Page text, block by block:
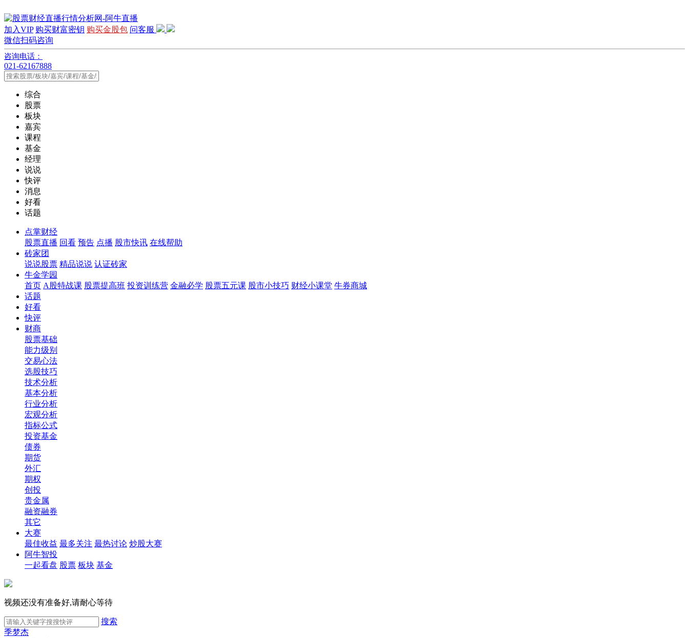
加入VIP 购买财富密钥 购买金股包 问客服
微信扫码咨询
咨询电话：
021-62167888
综合
股票
板块
嘉宾
课程
基金
经理
说说
快评
消息
好看
话题
点掌财经
股票直播 回看 预告 点播 股市快讯 在线帮助
砖家团
说说股票 精品说说 认证砖家
牛金学园
首页 A股特战课 股票提高班 投资训练营 金融必学 股票五元课 股市小技巧 财经小课堂 牛券商城
话题
好看
快评
财商
股票基础
能力级别
交易心法
选股技巧
技术分析
基本分析
行业分析
宏观分析
指标公式
投资基金
债券
期货
外汇
期权
创投
贵金属
融资融券
其它
大赛
最佳收益 最多关注 最热讨论 炒股大赛
阿牛智投
一起看盘 股票 板块 基金
视频还没有准备好,请耐心等待
搜索
季梦杰